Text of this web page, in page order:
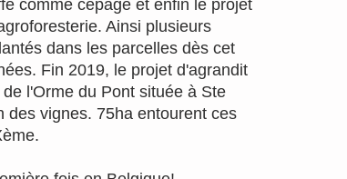
comme cépage et enfin le projet
Ainsi plusieurs
dans les parcelles dès cet
Fin 2019, le projet d'agrandit
l'Orme du Pont située à Ste
des vignes. 75ha entourent ces